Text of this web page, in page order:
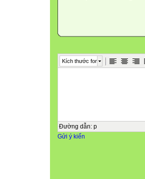
Kích thước font
Đường dẫn: p
Gửi ý kiến